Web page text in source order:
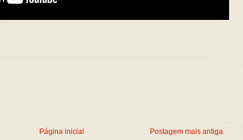
Postagem mais antiga
Página inicial